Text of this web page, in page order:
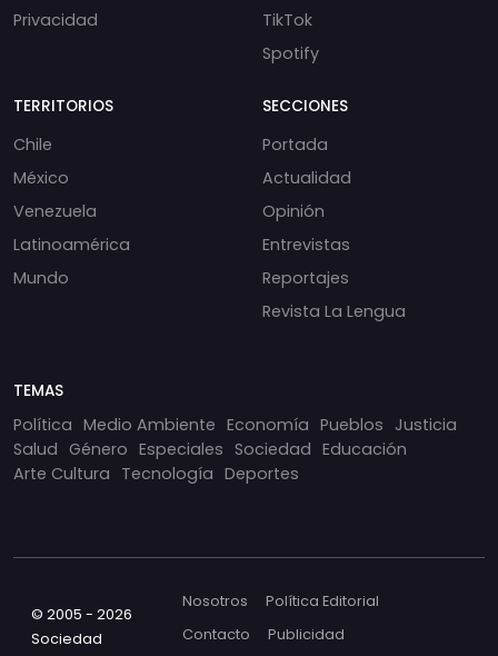
Privacidad
TikTok
Spotify
TERRITORIOS
Chile
México
Venezuela
Latinoamérica
Mundo
SECCIONES
Portada
Actualidad
Opinión
Entrevistas
Reportajes
Revista La Lengua
TEMAS
Política Medio Ambiente Economía Pueblos Justicia
Salud Género Especiales Sociedad Educación
Arte Cultura Tecnología Deportes
© 2005 - 2026
Sociedad
Nosotros
Política Editorial
Contacto
Publicidad